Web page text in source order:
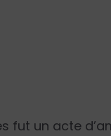
fut un acte